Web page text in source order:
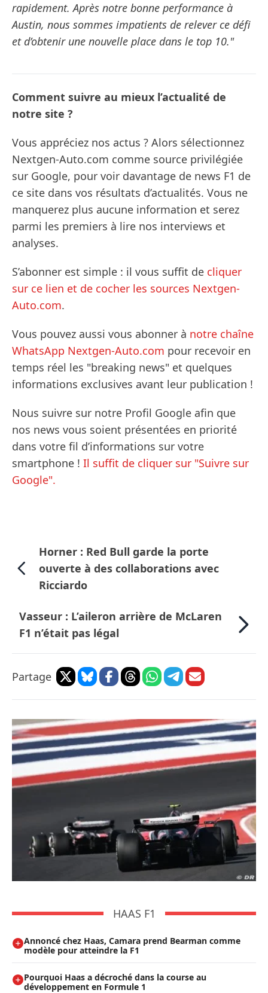
rapidement. Après notre bonne performance à
Austin, nous sommes impatients de relever ce défi
et d’obtenir une nouvelle place dans le top 10."
Comment suivre au mieux l’actualité de
notre site ?
Vous appréciez nos actus ? Alors sélectionnez
Nextgen-Auto.com comme source privilégiée
sur Google, pour voir davantage de news F1 de
ce site dans vos résultats d’actualités. Vous ne
manquerez plus aucune information et serez
parmi les premiers à lire nos interviews et
analyses.
S’abonner est simple : il vous suffit de cliquer
sur ce lien et de cocher les sources Nextgen-
Auto.com.
Vous pouvez aussi vous abonner à notre chaîne
WhatsApp Nextgen-Auto.com pour recevoir en
temps réel les "breaking news" et quelques
informations exclusives avant leur publication !
Nous suivre sur notre Profil Google afin que
nos news vous soient présentées en priorité
dans votre fil d’informations sur votre
smartphone ! Il suffit de cliquer sur "Suivre sur
Google".
Horner : Red Bull garde la porte
ouverte à des collaborations avec
Ricciardo
Vasseur : L’aileron arrière de McLaren
F1 n’était pas légal
Partage
HAAS F1
Annoncé chez Haas, Camara prend Bearman comme
modèle pour atteindre la F1
Pourquoi Haas a décroché dans la course au
développement en Formule 1